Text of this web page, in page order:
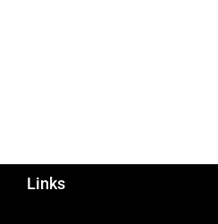
Links